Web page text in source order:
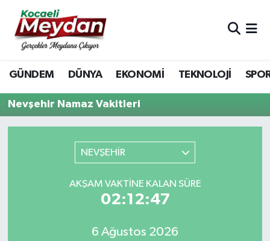
GÜNDEM DÜNYA EKONOMİ TEKNOLOJİ
Nevşehir Namaz Vakitleri
NEVŞEHİR
AKŞAM VAKTINE KALAN SÜRE
02:12:47
6 Ağustos 2026
Nöbetçi Eczaneler
Hava Durumu
Trafik Durumu
Son Dakika Haberleri